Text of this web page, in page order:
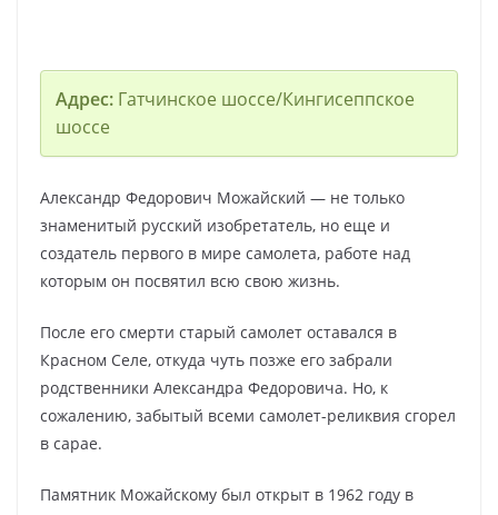
Адрес:Гатчинское шоссе/Кингисеппское
шоссе
Александр Федорович Можайский — не только
знаменитый русский изобретатель, но еще и
создатель первого в мире самолета, работе над
которым он посвятил всю свою жизнь.
После его смерти старый самолет оставался в
Красном Селе, откуда чуть позже его забрали
родственники Александра Федоровича. Но, к
сожалению, забытый всеми самолет-реликвия сгорел
в сарае.
Памятник Можайскому был открыт в 1962 году в